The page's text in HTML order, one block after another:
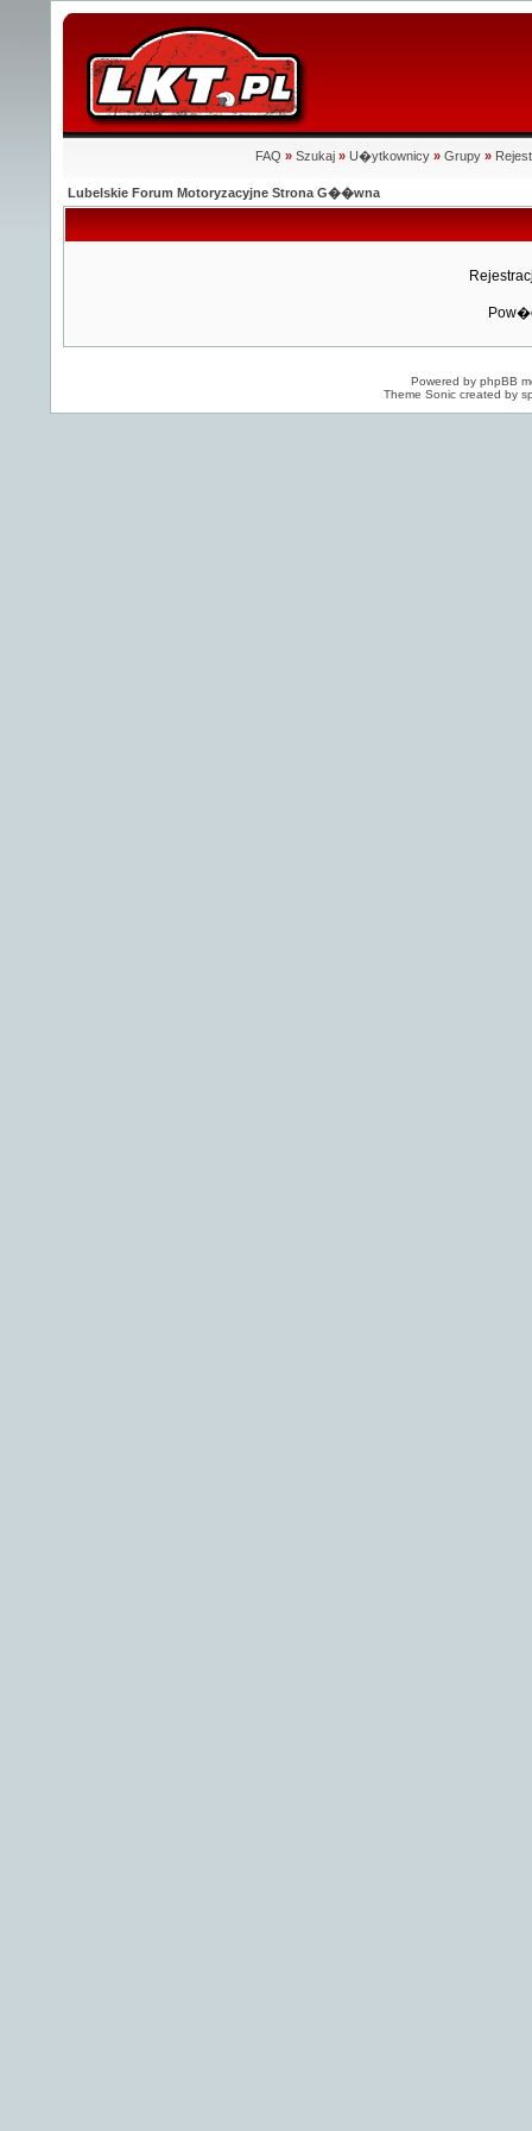
FAQ » Szukaj » U�ytkownicy » Grupy »
Lubelskie Forum Motoryzacyjne Strona G��wna
Powered by phpBB
Theme Sonic created by